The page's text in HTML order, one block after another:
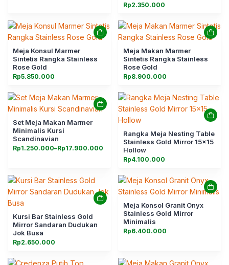
Rp2.350.000
Meja Konsul Marmer
Sintetis Rangka Stainless
Rose Gold
Rp5.850.000
Meja Makan Marmer
Sintetis Rangka Stainless
Rose Gold
Rp8.900.000
Set Meja Makan Marmer
Minimalis Kursi
Scandinavian
Rp1.250.000–Rp17.900.000
Rentang
harga:
Rangka Meja Nesting Table
Stainless Gold Mirror 15×15
Hollow
Rp4.100.000
Kursi Bar Stainless Gold
Mirror Sandaran Dudukan
Jok Busa
Rp2.650.000
Meja Konsol Granit Onyx
Stainless Gold Mirror
Minimalis
Rp6.400.000